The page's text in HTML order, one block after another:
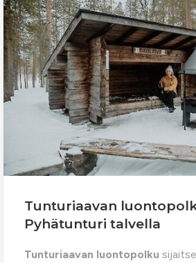
Tunturiaavan
Pyhätunturi talvella
Tunturiaavan luontopolku